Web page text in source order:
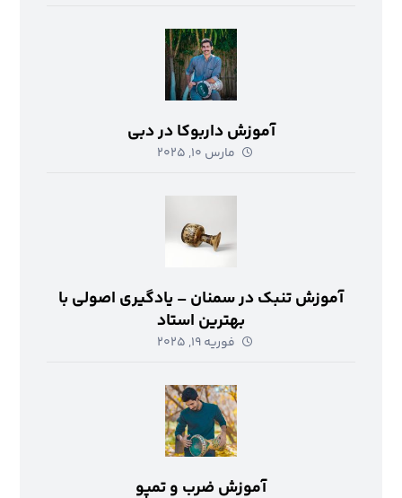
آموزش داربوکا در دبی
مارس ۱۰, ۲۰۲۵
آموزش تنبک در سمنان – یادگیری اصولی با
بهترین استاد
فوریه ۱۹, ۲۰۲۵
آموزش ضرب و تمپو